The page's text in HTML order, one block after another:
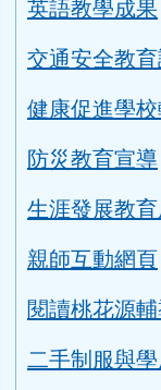
英語教學成果
交通安全教
健康促進學
防災教育宣導
生涯發展教
親師互動網頁
閱讀桃花源
二手制服與